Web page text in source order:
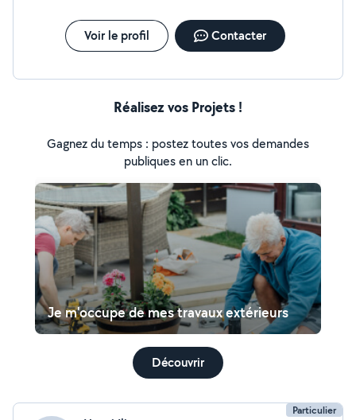
Voir le profil Contacter
Réalisez vos Projets !
Gagnez du temps : postez toutes vos demandes
publiques en un clic.
Je m'occupe de mes travaux extérieurs
Découvrir
Particulier